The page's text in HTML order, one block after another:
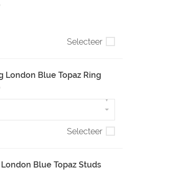
Selecteer
London Blue Topaz Ring
▾
Selecteer
Blue Topaz Studs